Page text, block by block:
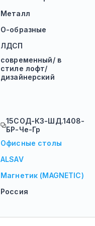
Металл
О-образные
ЛДСП
современный/ в
стиле лофт/
дизайнерский
15СОД-КЗ-ШД.1408-
БР-Че-Гр
Офисные столы
ALSAV
Магнетик (MAGNETIC)
Россия